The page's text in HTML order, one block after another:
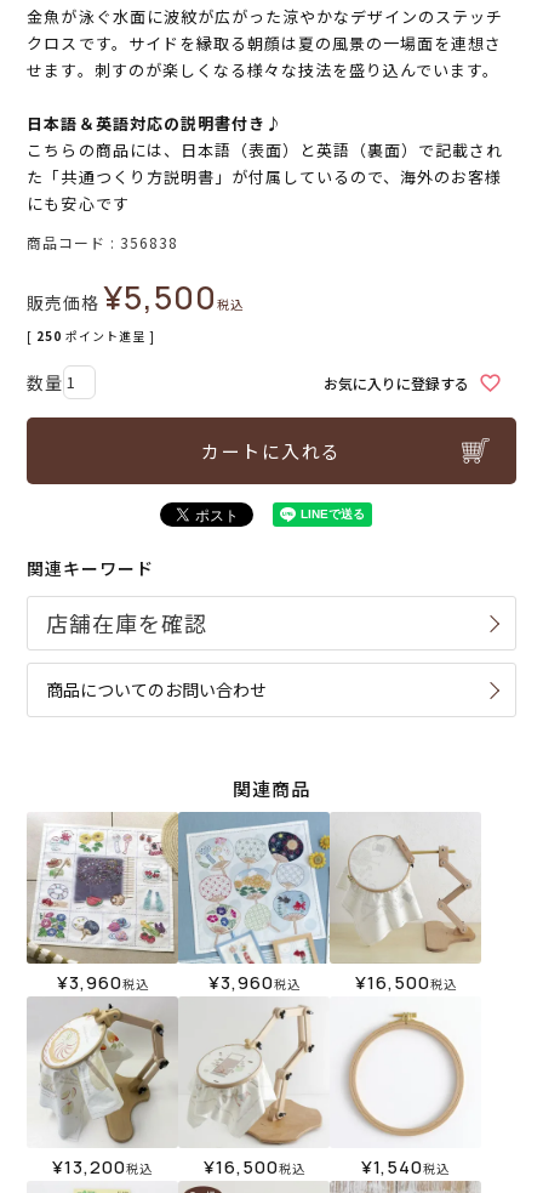
金魚が泳ぐ水面に波紋が広がった涼やかなデザインのステッチ
クロスです。サイドを縁取る朝顔は夏の風景の一場面を連想さ
せます。刺すのが楽しくなる様々な技法を盛り込んでいます。
日本語＆英語対応の説明書付き♪
こちらの商品には、日本語（表面）と英語（裏面）で記載され
た「共通つくり方説明書」が付属しているので、海外のお客様
にも安心です
商品コード 356838
販売価格 ¥5,500税込
[ 250 ポイント進呈 ]
お気に入りに登録する
カートに入れる
関連キーワード
商品についてのお問い合わせ
関連商品
¥3,960税込 ¥3,960税込 ¥16,500税込
¥13,200税込 ¥16,500税込 ¥1,540税込